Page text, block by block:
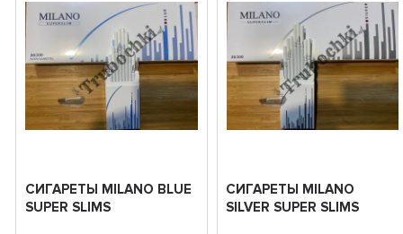
СИГАРЕТЫ MILANO BLUE
SUPER SLIMS
СИГАРЕТЫ MILANO
SILVER SUPER SLIMS